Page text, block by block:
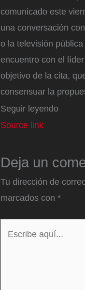
comunicado este
una conversación
o la televisión
encuentro con el
objetivo de la cita,
consensuar la
Seguir leyendo
Source link
Deja un
Tu dirección de
marcados con *